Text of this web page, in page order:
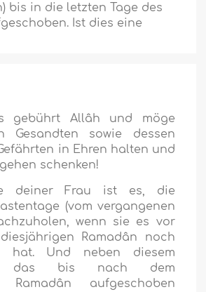
bis in die letzten Tage des
Ist dies eine
gebührt Allâh und möge
Gesandten sowie dessen
in Ehren halten und
schenken!
deiner Frau ist es, die
(vom vergangenen
wenn sie es vor
Ramadân noch
hat. Und neben diesem
das bis nach dem
Ramadân aufgeschoben